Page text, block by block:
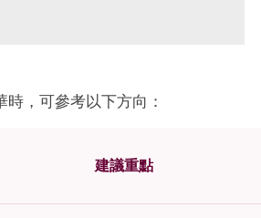
，可參考以下方向：
建議重點